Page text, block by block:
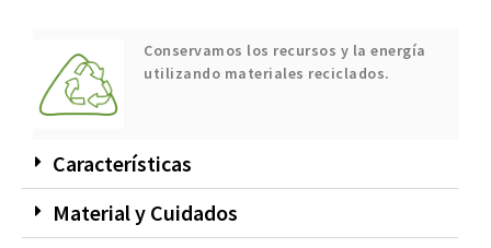
Conservamos los recursos y la energía
utilizando materiales reciclados.
Características
Material y Cuidados